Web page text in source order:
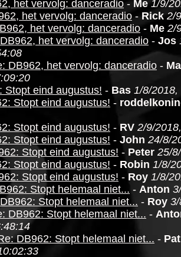
het vervolg: danceradio - Me 1/9/
het vervolg: danceradio -Rick 2/
het vervolg: danceradio - Me 2/
het vervolg: danceradio - Jos
DB962, het vervolg: danceradio -
Stopt eind augustus! - Bas 1/8/2018,
Stopt eind augustus! -
Stopt eind augustus! - RV 2/9/
Stopt eind augustus! - John 24/8/
Stopt eind augustus! - Peter 25/
Stopt eind augustus! - Robin 1/8/
Stopt eind augustus! - Roy 1/8/
Stopt helemaal niet... - Anton
Stopt helemaal niet... - Roy
DB962: Stopt helemaal niet... -
DB962: Stopt helemaal niet... -